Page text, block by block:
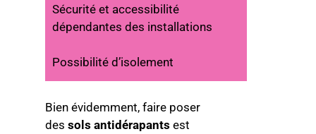
Sécurité et accessibilité
dépendantes des installations
Possibilité d’isolement
Bien évidemment, faire poser
des sols antidérapants est